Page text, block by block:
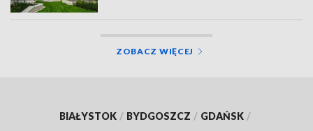
ZOBACZ WIĘCEJ
BIAŁYSTOK / BYDGOSZCZ / GDAŃSK /